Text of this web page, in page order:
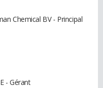
Chemical BV - Principal
- Gérant